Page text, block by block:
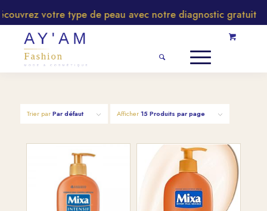
votre type de peau avec notre diagnostic gratuit
Trier parPar défaut Afficher15 Produits par page